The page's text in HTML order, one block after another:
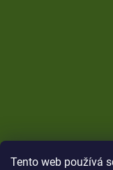
Tento web používá